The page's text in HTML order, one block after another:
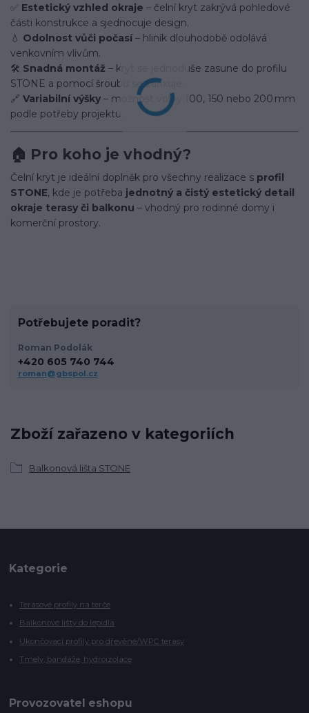
✅ Estetický vzhled okraje – čelní kryt zakrývá pohledové
části konstrukce a sjednocuje design.
💧 Odolnost vůči počasí– hliník dlouhodobě odolává
venkovním vlivům.
🛠️ Snadná montáž – kryt se jednoduše zasune do profilu
STONE a pomocí šroubu se zafixuje.
🔗 Variabilní výšky – možnost volby 100, 150 nebo 200 mm
podle potřeby projektu.
🏠 Pro koho je vhodný?
Čelní kryt je ideální doplněk pro všechny realizace s profil
STONE, kde je potřeba jednotný a čistý estetický detail
okraje terasy či balkonu – vhodný pro rodinné domy i
komerční prostory.
Zboží zařazeno v kategoriích
Balkonová lišta STONE
Potřebujete poradit?
Roman Podolák
+420 605 740 744
roman@gbspol.cz
Kategorie
Terasové profily na terče
Balkonové lišty do lepidla
Ukončovací profily pro dřevěné/WPC terasy
Tmely, bandáže, hydroizolace
Provozovatel eshopu